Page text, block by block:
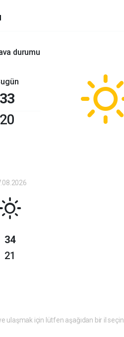
durumu
33
20
34
21
ulaşmak için lütfen aşağıdan bir il seçin